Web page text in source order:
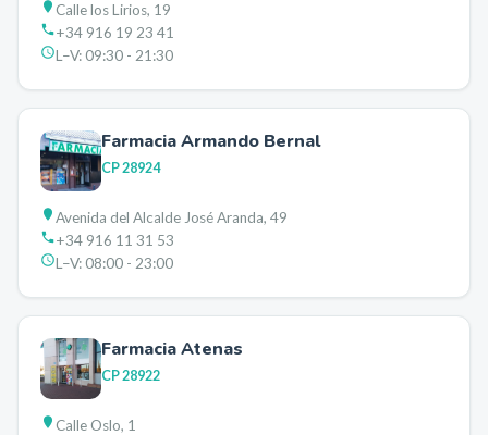
Calle los Lirios, 19
+34 916 19 23 41
L–V:09:30 - 21:30
Farmacia Armando Bernal
CP28924
Avenida del Alcalde José Aranda, 49
+34 916 11 31 53
L–V:08:00 - 23:00
Farmacia Atenas
CP28922
Calle Oslo, 1